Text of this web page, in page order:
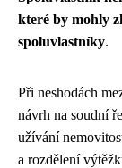
které by mohly
spoluvlastníky.
Při neshodách
návrh na soudní
užívání
a rozdělení